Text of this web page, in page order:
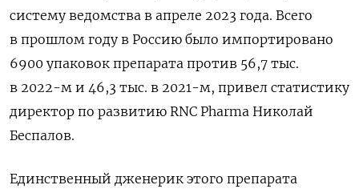
систему ведомства в апреле 2023 года. Всего
в прошлом году в Россию было импортировано
6900 упаковок препарата против 56,7 тыс.
в 2022-м и 46,3 тыс. в 2021-м, привел статистику
директор по развитию RNC Pharma Николай
Беспалов.
Единственный дженерик этого препарата